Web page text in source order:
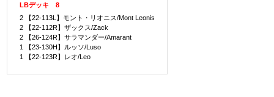
LBデッキ 8
2 【22-113L】モント・リオニス/Mont Leonis
2 【22-112R】ザックス/Zack
2 【26-124R】サラマンダー/Amarant
1 【23-130H】ルッソ/Luso
1 【22-123R】レオ/Leo